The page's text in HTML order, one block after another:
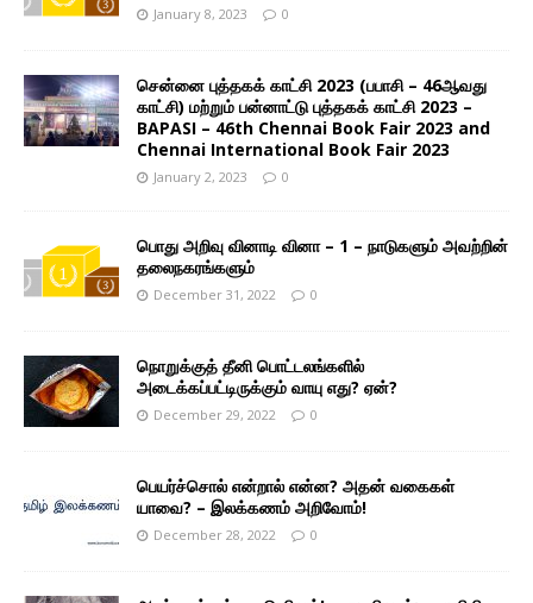
January 8, 2023 0
சென்னை புத்தகக் காட்சி 2023 (பபாசி – 46ஆவது
காட்சி) மற்றும் பன்னாட்டு புத்தகக் காட்சி 2023 –
BAPASI – 46th Chennai Book Fair 2023 and
Chennai International Book Fair 2023
January 2, 2023 0
பொது அறிவு வினாடி வினா – 1 – நாடுகளும் அவற்றின்
தலைநகரங்களும்
December 31, 2022 0
நொறுக்குத் தீனி பொட்டலங்களில்
அடைக்கப்பட்டிருக்கும் வாயு எது? ஏன்?
December 29, 2022 0
பெயர்ச்சொல் என்றால் என்ன? அதன் வகைகள்
யாவை? – இலக்கணம் அறிவோம்!
December 28, 2022 0